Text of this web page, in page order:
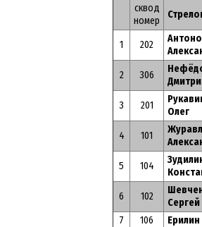
сквод
номер
1
202
2 306
3 201
Олег
4 101
5 104
6 102
Сергей
7
106